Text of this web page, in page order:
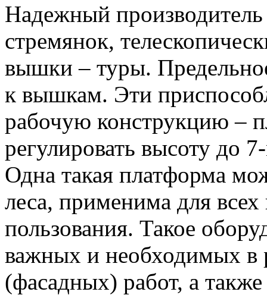
Надежный
стремянок,
вышки – туры.
к вышкам. Эти
рабочую конструкцию –
регулировать высоту до
Одна такая платформа
леса, применима для
пользования. Такое
важных и необходимых в
(фасадных) работ, а